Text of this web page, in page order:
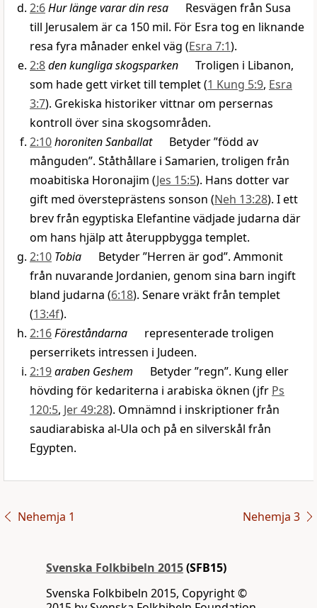
2:6Hur länge varar din resa Resvägen från Susa
till Jerusalem är ca 150 mil. För Esra tog en liknande
resa fyra månader enkel väg (Esra 7:1).
2:8den kungliga skogsparken Troligen i Libanon,
som hade gett virket till templet (1 Kung 5:9, Esra
3:7). Grekiska historiker vittnar om persernas
kontroll över sina skogsområden.
2:10horoniten SanballatBetyder ”född av
månguden”. Ståthållare i Samarien, troligen från
moabitiska Horonajim (Jes 15:5). Hans dotter var
gift med översteprästens sonson (Neh 13:28). I ett
brev från egyptiska Elefantine vädjade judarna där
om hans hjälp att återuppbygga templet.
2:10 Tobia Betyder ”Herren är god”. Ammonit
från nuvarande Jordanien, genom sina barn ingift
bland judarna (6:18). Senare vräkt från templet
(13:4f).
2:16Föreståndarna representerade troligen
perserrikets intressen i Judeen.
2:19araben Geshem Betyder ”regn”. Kung eller
hövding för kedariterna i arabiska öknen (jfr Ps
120:5, Jer 49:28). Omnämnd i inskriptioner från
saudiarabiska al-Ula och på en silverskål från
Egypten.
Nehemja 1 Nehemja 3
Svenska Folkbibeln 2015(SFB15)
Svenska Folkbibeln 2015, Copyright ©